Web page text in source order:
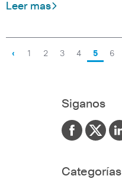
Leer mas
‹ 1 2 3 4 5 6
Siganos
Categorías